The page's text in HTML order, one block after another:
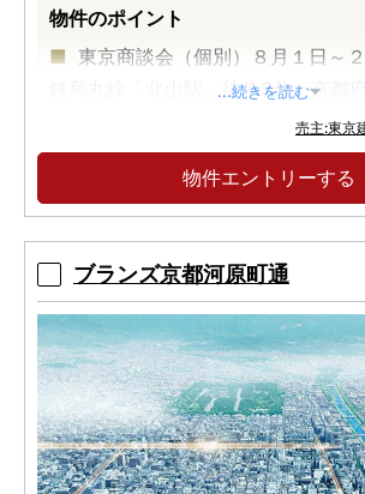
物件のポイント
東京商談会（個別）８月１日～
鉄烏丸線「北山駅」徒歩3分。京都
「賀茂川」徒歩6分。総戸数40
駐車場。平均面積87平米台。全24
設計。
ブリリア北山（2021年竣工）の
ア京都北山 ザ・レジデンス」が誕
...続きを読む
売主:東京
物件エントリーする
ブランズ京都河原町通